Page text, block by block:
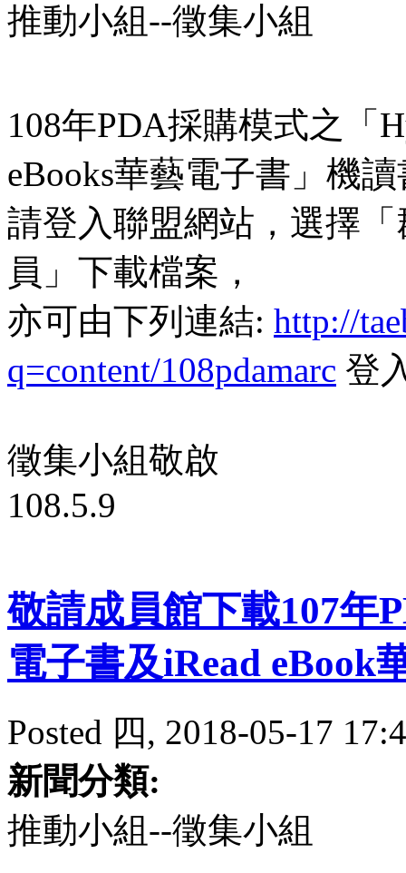
推動小組--徵集小組
108年PDA採購模式之「
eBooks華藝電子書」機
請登入聯盟網站，選擇
員」下載檔案，
亦可由下列連結: http://
q=content/108pdamarc 登
徵集小組敬啟
108.5.9
敬請成員館下載107年
電子書及iRead eBook
Posted 四, 2018-05-17
新聞分類:
推動小組--徵集小組